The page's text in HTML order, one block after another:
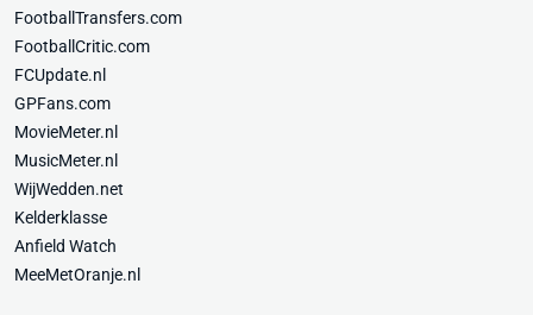
FootballTransfers.com
FootballCritic.com
FCUpdate.nl
GPFans.com
MovieMeter.nl
MusicMeter.nl
WijWedden.net
Kelderklasse
Anfield Watch
MeeMetOranje.nl